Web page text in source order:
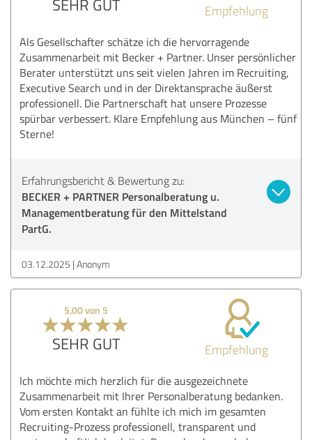
Empfehlung
Als Gesellschafter schätze ich die hervorragende
Zusammenarbeit mit Becker + Partner. Unser persönlicher
Berater unterstützt uns seit vielen Jahren im Recruiting,
Executive Search und in der Direktansprache äußerst
professionell. Die Partnerschaft hat unsere Prozesse
spürbar verbessert. Klare Empfehlung aus München – fünf
Sterne!
Erfahrungsbericht & Bewertung zu:
BECKER + PARTNER Personalberatung u.
Managementberatung für den Mittelstand
PartG.
03.12.2025 Anonym
5,00 von 5
SEHR GUT Empfehlung
Ich möchte mich herzlich für die ausgezeichnete
Zusammenarbeit mit Ihrer Personalberatung bedanken.
Vom ersten Kontakt an fühlte ich mich im gesamten
Recruiting-Prozess professionell, transparent und